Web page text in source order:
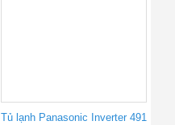
Tủ lạnh Panasonic Inverter 491